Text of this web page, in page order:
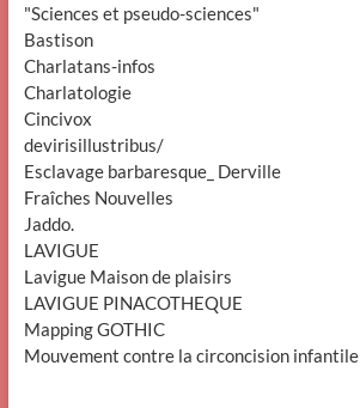
"Sciences et pseudo-sciences"
Bastison
Charlatans-infos
Charlatologie
Cincivox
devirisillustribus/
Esclavage barbaresque_ Derville
Fraîches Nouvelles
Jaddo.
LAVIGUE
Lavigue Maison de plaisirs
LAVIGUE PINACOTHEQUE
Mapping GOTHIC
Mouvement contre la circoncision infantile